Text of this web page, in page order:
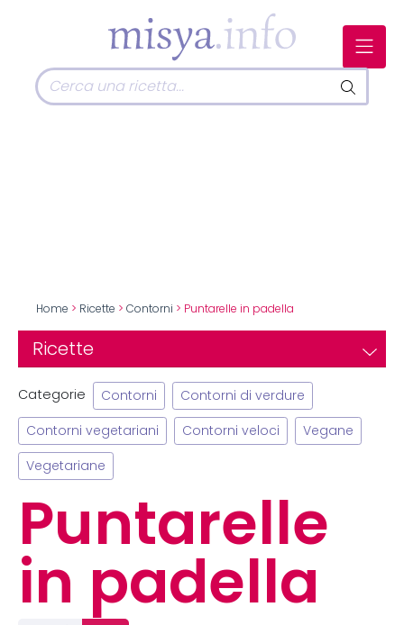
Home > Ricette > Contorni > Puntarelle in padella
Ricette
Categorie Contorni Contorni di verdure
Contorni vegetariani Contorni veloci Vegane
Vegetariane
Puntarelle
in padella